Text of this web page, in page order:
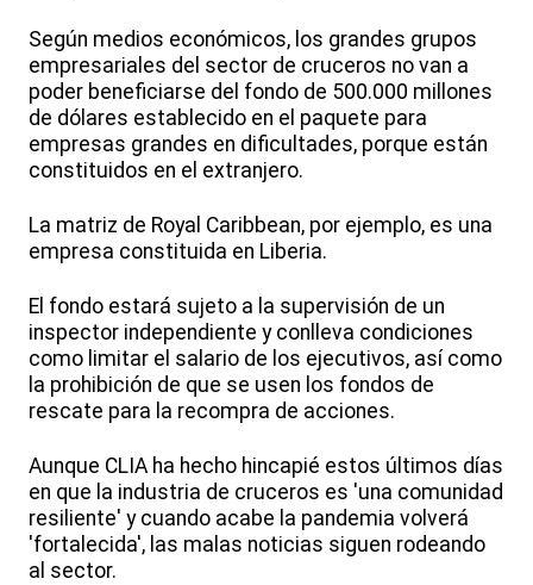
Según medios económicos, los grandes grupos
empresariales del sector de cruceros no van a
poder beneficiarse del fondo de 500.000 millones
de dólares establecido en el paquete para
empresas grandes en dificultades, porque están
constituidos en el extranjero.
La matriz de Royal Caribbean, por ejemplo, es una
empresa constituida en Liberia.
El fondo estará sujeto a la supervisión de un
inspector independiente y conlleva condiciones
como limitar el salario de los ejecutivos, así como
la prohibición de que se usen los fondos de
rescate para la recompra de acciones.
Aunque CLIA ha hecho hincapié estos últimos días
en que la industria de cruceros es 'una comunidad
resiliente' y cuando acabe la pandemia volverá
'fortalecida', las malas noticias siguen rodeando
al sector.